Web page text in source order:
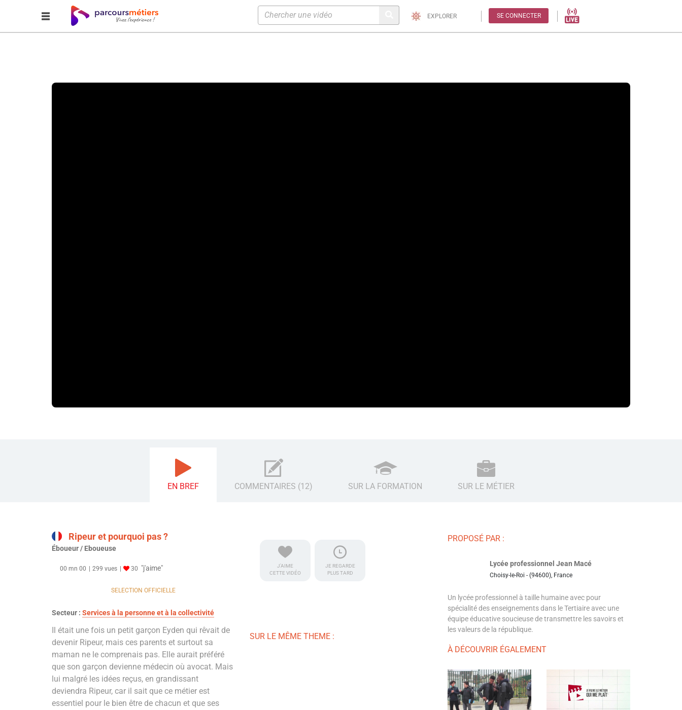
EXPLORER SE CONNECTER
EN BREF COMMENTAIRES (12) SUR LA FORMATION SUR LE MÉTIER
Ripeur et pourquoi pas ?
Éboueur / Eboueuse
00 mn 00 299 vues 30 "j'aime"
SELECTION OFFICIELLE
Secteur : Services à la personne et à la collectivité
Il était une fois un petit garçon Eyden qui rêvait de
devenir Ripeur, mais ces parents et surtout sa
maman ne le comprenais pas. Elle aurait préféré
que son garçon devienne médecin où avocat. Mais
lui malgré les idées reçus, en grandissant
deviendra Ripeur, car il sait que ce métier est
essentiel pour le bien être de chacun et que ses
J'AIME
CETTE VIDÉO
JE REGARDE
PLUS TARD
SUR LE MÊME THEME :
PROPOSÉ PAR :
Lycée professionnel Jean Macé
Choisy-le-Roi - (94600), France
Un lycée professionnel à taille humaine avec pour
spécialité des enseignements dans le Tertiaire avec une
équipe éducative soucieuse de transmettre les savoirs et
les valeurs de la république.
À DÉCOUVRIR ÉGALEMENT